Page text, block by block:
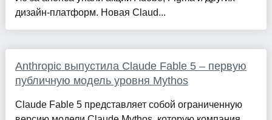
дизайн-платформ. Новая Claud...
Anthropic выпустила Claude Fable 5 – первую
публичную модель уровня Mythos
Claude Fable 5 представляет собой ограниченную